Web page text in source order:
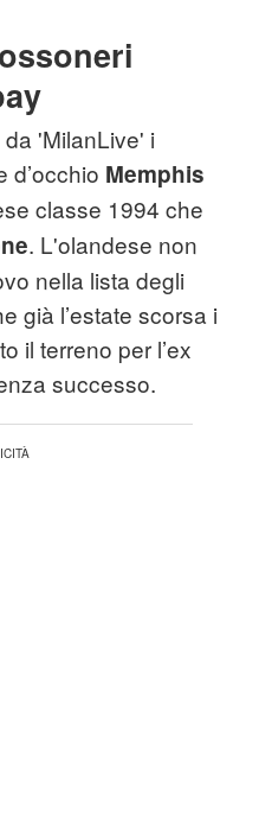
'MilanLive' i
d’occhio Memphis
classe 1994 che
. L'olandese non
nella lista degli
già l’estate scorsa i
il terreno per l’ex
successo.